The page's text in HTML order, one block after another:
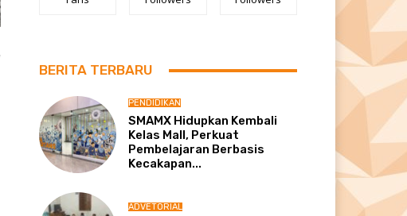
BERITA TERBARU
PENDIDIKAN
SMAMX Hidupkan Kembali
Kelas Mall, Perkuat
Pembelajaran Berbasis
Kecakapan...
ADVETORIAL